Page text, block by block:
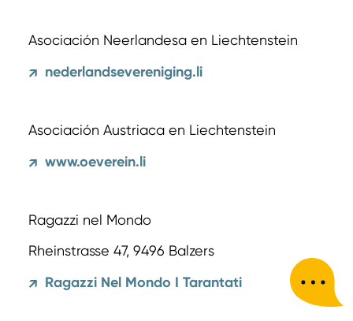
Asociación Neerlandesa en Liechtenstein
↗ nederlandsevereniging.li
Asociación Austriaca en Liechtenstein
↗ www.oeverein.li
Ragazzi nel Mondo
Rheinstrasse 47, 9496 Balzers
↗ Ragazzi Nel Mondo I Tarantati